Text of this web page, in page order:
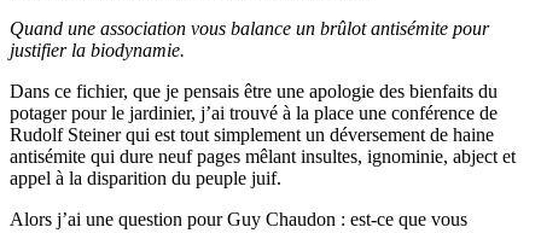
Quand une association vous balance un brûlot antisémite pour
justifier la biodynamie.
Dans ce fichier, que je pensais être une apologie des bienfaits du
potager pour le jardinier, j’ai trouvé à la place une conférence de
Rudolf Steiner qui est tout simplement un déversement de haine
antisémite qui dure neuf pages mêlant insultes, ignominie, abject et
appel à la disparition du peuple juif.
Alors j’ai une question pour Guy Chaudon : est-ce que vous